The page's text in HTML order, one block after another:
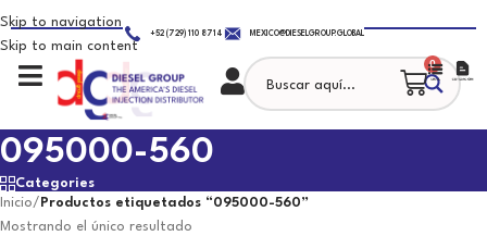
Skip to navigation
Skip to main content
+52 (729) 110 8714 MEXICO@DIESELGROUP.GLOBAL
0
095000-560
Categories
Inicio/ Productos etiquetados “095000-560”
Mostrando el único resultado